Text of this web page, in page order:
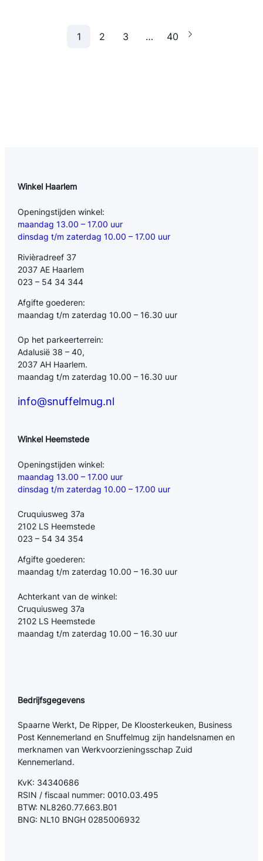
1 2 3 … 40
Winkel Haarlem
Openingstijden winkel:
maandag 13.00 – 17.00 uur
dinsdag t/m zaterdag 10.00 – 17.00 uur
Rivièradreef 37
2037 AE Haarlem
023 – 54 34 344
Afgifte goederen:
maandag t/m zaterdag 10.00 – 16.30 uur
Op het parkeerterrein:
Adalusië 38 – 40,
2037 AH Haarlem.
maandag t/m zaterdag 10.00 – 16.30 uur
info@snuffelmug.nl
Winkel Heemstede
Openingstijden winkel:
maandag 13.00 – 17.00 uur
dinsdag t/m zaterdag 10.00 – 17.00 uur
Cruquiusweg 37a
2102 LS Heemstede
023 – 54 34 354
Afgifte goederen:
maandag t/m zaterdag 10.00 – 16.30 uur
Achterkant van de winkel:
Cruquiusweg 37a
2102 LS Heemstede
maandag t/m zaterdag 10.00 – 16.30 uur
Bedrijfsgegevens
Spaarne Werkt, De Ripper, De Kloosterkeuken, Business
Post Kennemerland en Snuffelmug zijn handelsnamen en
merknamen van Werkvoorzieningsschap Zuid
Kennemerland.
KvK: 34340686
RSIN / fiscaal nummer: 0010.03.495
BTW: NL8260.77.663.B01
BNG: NL10 BNGH 0285006932